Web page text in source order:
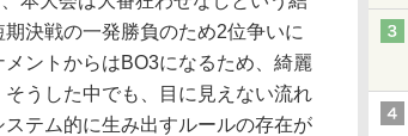
決戦の一発勝負のため2位争いに
ントからはBO3になるため、綺麗
うした中でも、目に見えない流れ
テム的に生み出すルールの存在が